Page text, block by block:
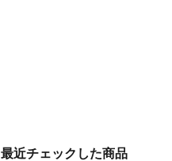
最近チェックした商品